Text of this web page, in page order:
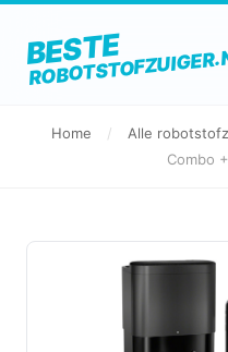
BESTE
Home / Alle
Combo